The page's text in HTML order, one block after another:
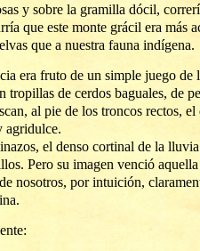
y sobre la gramilla dócil,
que este monte grácil era más
que a nuestra fauna indígena.
era fruto de un simple juego
tropillas de cerdos baguales, de
al pie de los troncos rectos,
y agridulce.
el denso cortinal de la
Pero su imagen venció
nosotros, por intuición,